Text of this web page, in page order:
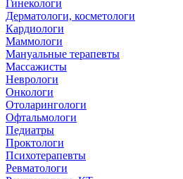
Гинекологи
Дерматологи, косметологи
Кардиологи
Маммологи
Мануальные терапевты
Массажисты
Неврологи
Онкологи
Отоларингологи
Офтальмологи
Педиатры
Проктологи
Психотерапевты
Ревматологи